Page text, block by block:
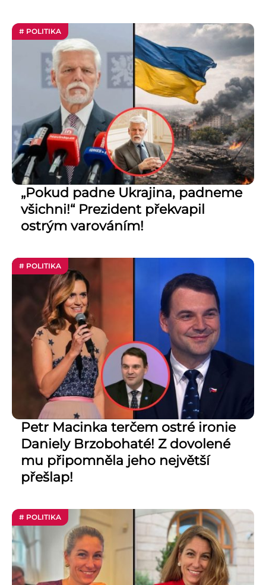
# POLITIKA
„Pokud padne Ukrajina, padneme
všichni!“ Prezident překvapil
ostrým varováním!
# POLITIKA
Petr Macinka terčem ostré ironie
Daniely Brzobohaté! Z dovolené
mu připomněla jeho největší
přešlap!
# POLITIKA